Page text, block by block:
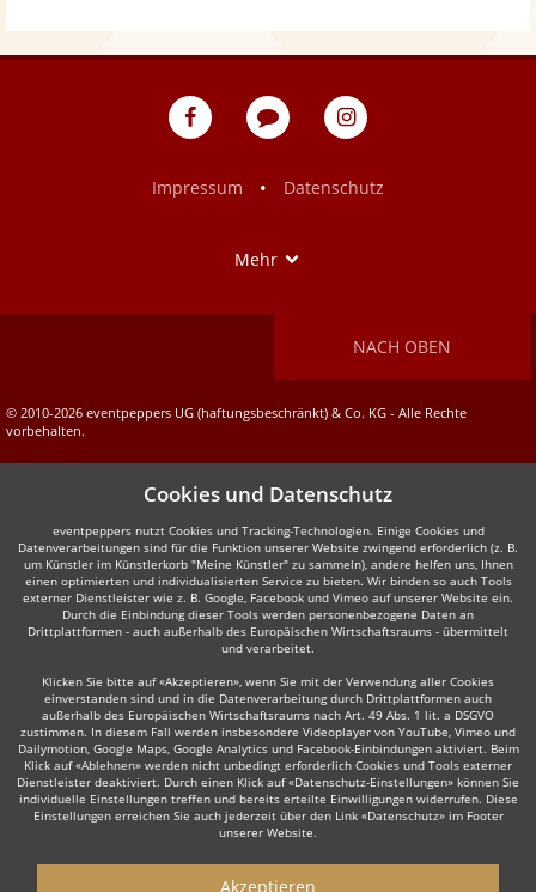
eventpeppers
Blog
eventpeppers
Impressum
• Datenschutz
Mehr
NACH OBEN
© 2010-2026 eventpeppers UG (haftungsbeschränkt) & Co. KG - Alle Rechte
vorbehalten.
Cookies und Datenschutz
eventpeppers nutzt Cookies und Tracking-Technologien. Einige Cookies und
Datenverarbeitungen sind für die Funktion unserer Website zwingend erforderlich (z. B.
um Künstler im Künstlerkorb "Meine Künstler" zu sammeln), andere helfen uns, Ihnen
einen optimierten und individualisierten Service zu bieten. Wir binden so auch Tools
externer Dienstleister wie z. B. Google, Facebook und Vimeo auf unserer Website ein.
Durch die Einbindung dieser Tools werden personenbezogene Daten an
Drittplattformen - auch außerhalb des Europäischen Wirtschaftsraums - übermittelt
und verarbeitet.
Klicken Sie bitte auf «Akzeptieren», wenn Sie mit der Verwendung aller Cookies
einverstanden sind und in die Datenverarbeitung durch Drittplattformen auch
außerhalb des Europäischen Wirtschaftsraums nach Art. 49 Abs. 1 lit. a DSGVO
zustimmen. In diesem Fall werden insbesondere Videoplayer von YouTube, Vimeo und
Dailymotion, Google Maps, Google Analytics und Facebook-Einbindungen aktiviert. Beim
Klick auf «Ablehnen» werden nicht unbedingt erforderlich Cookies und Tools externer
Dienstleister deaktiviert. Durch einen Klick auf «Datenschutz-Einstellungen» können Sie
individuelle Einstellungen treffen und bereits erteilte Einwilligungen widerrufen. Diese
Einstellungen erreichen Sie auch jederzeit über den Link «Datenschutz» im Footer
unserer Website.
Akzeptieren